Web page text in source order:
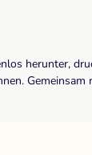
herunter,